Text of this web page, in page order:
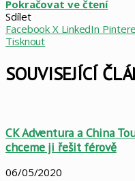
Pokračovat ve čtení
Sdílet
Facebook X LinkedIn
Tisknout
SOUVISEJÍCÍ
CK Adventura a China
chceme ji řešit férově
06/05/2020